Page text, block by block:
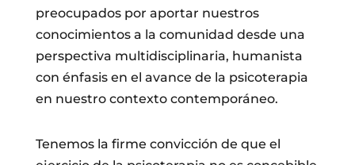
preocupados por aportar nuestros
conocimientos a la comunidad desde una
perspectiva multidisciplinaria, humanista
con énfasis en el avance de la psicoterapia
en nuestro contexto contemporáneo.
Tenemos la firme convicción de que el